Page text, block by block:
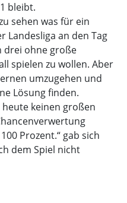
bleibt.
sehen was für ein
Landesliga an den Tag
drei ohne große
spielen zu wollen. Aber
umzugehen und
Lösung finden.
keinen großen
Prozent.“ gab sich
dem Spiel nicht